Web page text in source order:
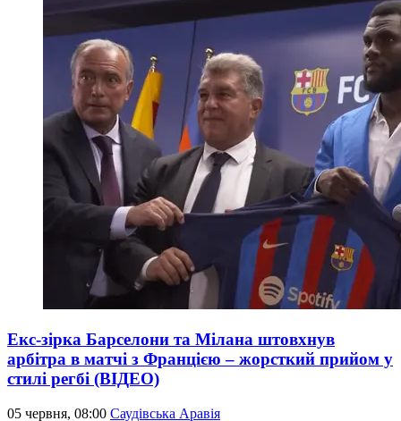
Екс-зірка Барселони та Мілана штовхнув
арбітра в матчі з Францією – жорсткий прийом у
стилі регбі (ВІДЕО)
05 червня, 08:00 Саудівська Аравія